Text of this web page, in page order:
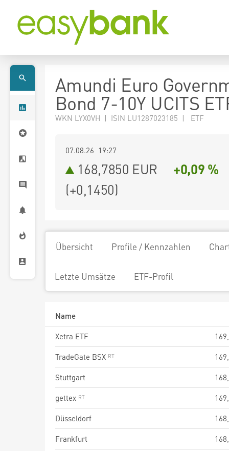
Amundi Euro
Bond 7-10Y UCITS
WKN LYX0VH | ISIN LU1287023185 | ETF
07.08.26 19:27
168,7850 EUR
+0,09 %
(+0,1450)
Übersicht Profile / Kennzahlen
Letzte Umsätze ETF-Profil
Name
Xetra ETF
TradeGate BSX
Stuttgart
gettex
Düsseldorf
Frankfurt